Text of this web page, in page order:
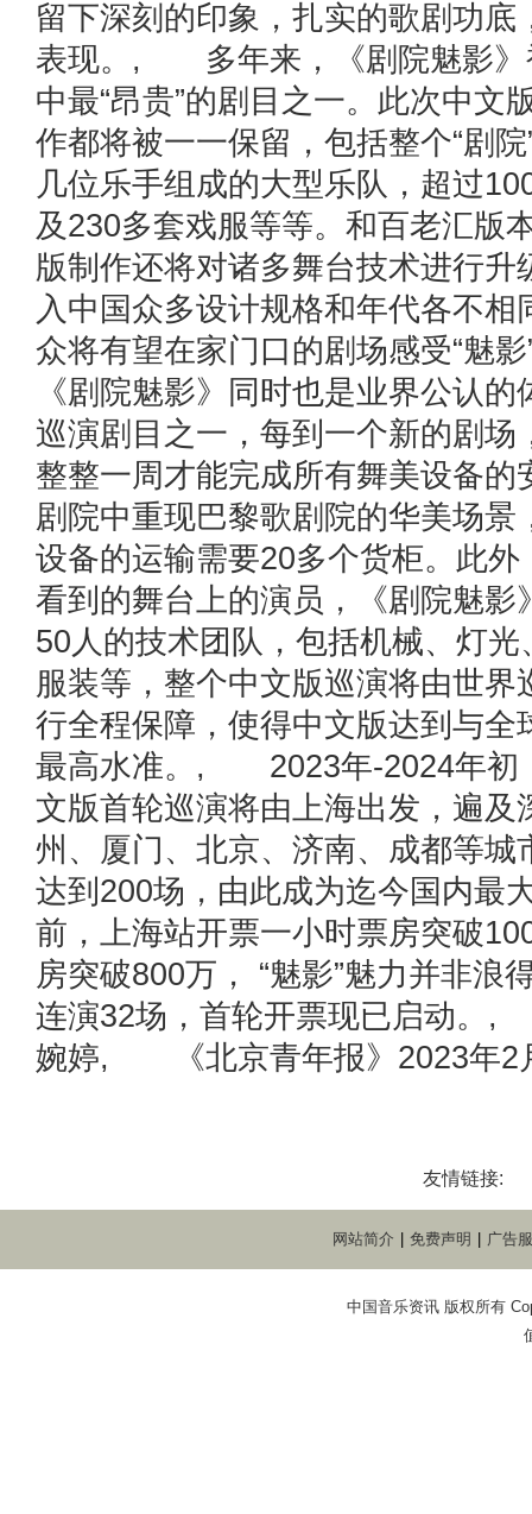
留下深刻的印象，扎实的歌剧功底
表现。, 多年来，《剧院魅影》
中最“昂贵”的剧目之一。此次中文
作都将被一一保留，包括整个“剧
几位乐手组成的大型乐队，超过
及230多套戏服等等。和百老汇版
版制作还将对诸多舞台技术进行升
入中国众多设计规格和年代各不相
众将有望在家门口的剧场感受“
《剧院魅影》同时也是业界公认
巡演剧目之一，每到一个新的剧场
整整一周才能完成所有舞美设备的
剧院中重现巴黎歌剧院的华美场景
设备的运输需要20多个货柜。此外
看到的舞台上的演员，《剧院魅影
50人的技术团队，包括机械、灯
服装等，整个中文版巡演将由世界
行全程保障，使得中文版达到与全
最高水准。, 2023年-2024年初
文版首轮巡演将由上海出发，遍及
州、厦门、北京、济南、成都等城
达到200场，由此成为迄今国内最
前，上海站开票一小时票房突破
房突破800万， “魅影”魅力并非浪
连演32场，首轮开票现已启动
婉婷, 《北京青年报》2023年2
友情链接:
网站简介 免费声明 广告
中国音乐资讯 版权所有